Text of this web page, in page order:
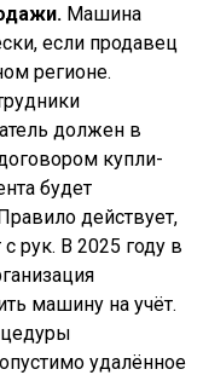
Машина
если продавец
регионе.
должен в
купли-
будет
действует,
рук. В 2025 году в
машину на учёт.
удалённое